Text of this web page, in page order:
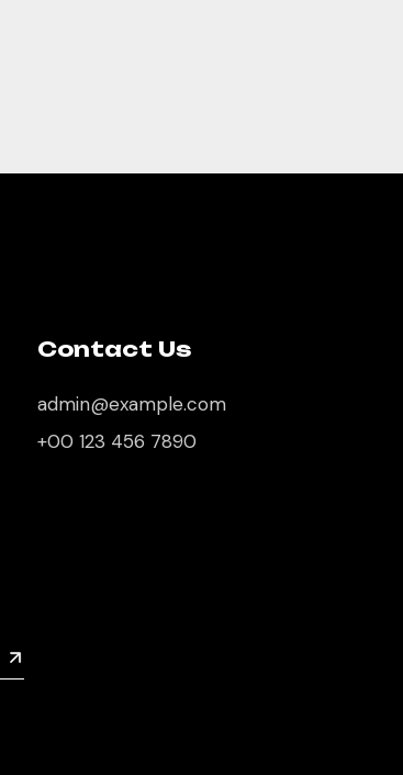
Contact Us
admin@example.com
+00 123 456 7890